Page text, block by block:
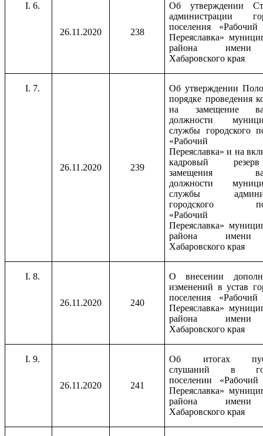
6.
26.11.2020 238
Об утверждении
администрации
поселения «Рабочий
Переяславка»
района
Хабаровского края
7.
26.11.2020 239
Об утверждении
порядке проведения
на замещение
должности
службы городского
«Рабочий
Переяславка» и на
кадровый
замещения
должности
службы
городского
«Рабочий
Переяславка»
района
Хабаровского края
8.
26.11.2020 240
О внесении
изменений в устав
поселения «Рабочий
Переяславка»
района
Хабаровского края
9.
26.11.2020 241
Об итогах
слушаний в
поселении «Рабочий
Переяславка»
района
Хабаровского края